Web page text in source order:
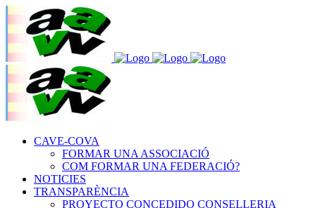
CAVE-COVA
FORMAR UNA ASSOCIACIÓ
COM FORMAR UNA FEDERACIÓ?
NOTICIES
TRANSPARÈNCIA
PROYECTO CONCEDIDO CONSELLERIA